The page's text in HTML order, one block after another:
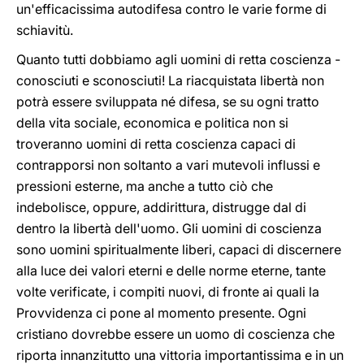
un'efficacissima autodifesa contro le varie forme di
schiavitù.
Quanto tutti dobbiamo agli uomini di retta coscienza -
conosciuti e sconosciuti! La riacquistata libertà non
potrà essere sviluppata né difesa, se su ogni tratto
della vita sociale, economica e politica non si
troveranno uomini di retta coscienza capaci di
contrapporsi non soltanto a vari mutevoli influssi e
pressioni esterne, ma anche a tutto ciò che
indebolisce, oppure, addirittura, distrugge dal di
dentro la libertà dell'uomo. Gli uomini di coscienza
sono uomini spiritualmente liberi, capaci di discernere
alla luce dei valori eterni e delle norme eterne, tante
volte verificate, i compiti nuovi, di fronte ai quali la
Provvidenza ci pone al momento presente. Ogni
cristiano dovrebbe essere un uomo di coscienza che
riporta innanzitutto una vittoria importantissima e in un